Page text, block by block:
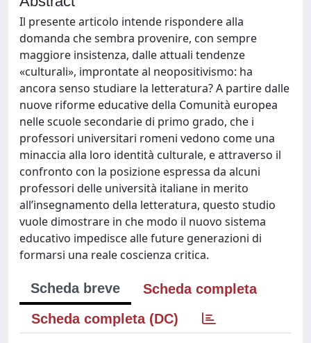
Il presente articolo intende rispondere alla
domanda che sembra provenire, con sempre
maggiore insistenza, dalle attuali tendenze
«culturali», improntate al neopositivismo: ha
ancora senso studiare la letteratura? A partire dalle
nuove riforme educative della Comunità europea
nelle scuole secondarie di primo grado, che i
professori universitari romeni vedono come una
minaccia alla loro identità culturale, e attraverso il
confronto con la posizione espressa da alcuni
professori delle università italiane in merito
all’insegnamento della letteratura, questo studio
vuole dimostrare in che modo il nuovo sistema
educativo impedisce alle future generazioni di
formarsi una reale coscienza critica.
Scheda breve
Scheda completa
Scheda completa (DC)